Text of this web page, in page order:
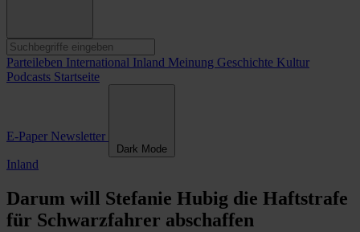
Parteileben International Inland Meinung Geschichte Kultur
Podcasts Startseite
E-Paper Newsletter
Dark Mode
Inland
Darum will Stefanie Hubig die Haftstrafe
für Schwarzfahrer abschaffen